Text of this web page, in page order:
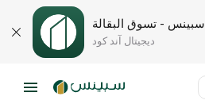
سبينس - تسوق البقالة
ديجيتال آند كود